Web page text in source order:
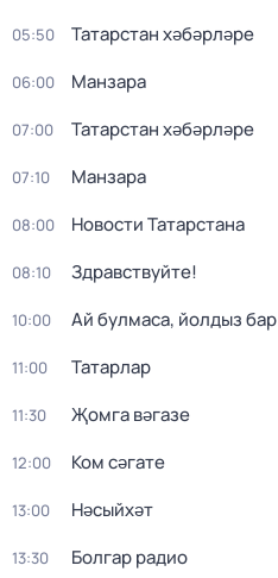
05:50 Татарстан хәбәрләре
06:00 Манзара
07:00 Татарстан хәбәрләре
07:10 Манзара
08:00 Новости Татарстана
08:10 Здравствуйте!
10:00 Ай булмаса, йолдыз бар
11:00 Татарлар
11:30 Җомга вәгазе
12:00 Ком сәгате
13:00 Нәсыйхәт
13:30 Болгар радио